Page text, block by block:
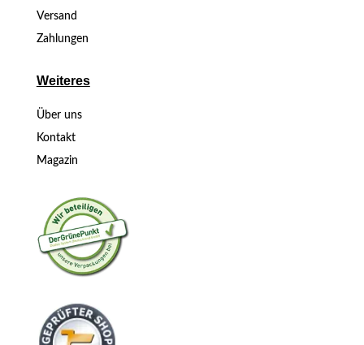
Versand
Zahlungen
Weiteres
Über uns
Kontakt
Magazin